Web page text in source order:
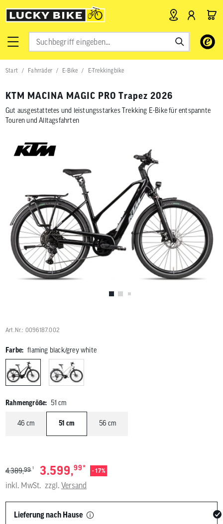
Verwende
Pfeile
nach
das
zu
gelangen.
Benutzer
von
können
Touch-
und
Start Fahrräder E-Bike E-Trekkingbike
KTM MACINA MAGIC PRO Trapez 2026
Gut ausgestattetes und leistungsstarkes Trekking E-Bike für entspannte
Touren und Alltagsfahrten
Art.Nr.: 0096187.002
Farbe: flaming black/grey white
Rahmengröße: 51 cm
46 cm 51 cm 56 cm
4.389,99 1 3.599,99* - 17%
inkl. MwSt. zzgl. Versand
Lieferung nach Hause